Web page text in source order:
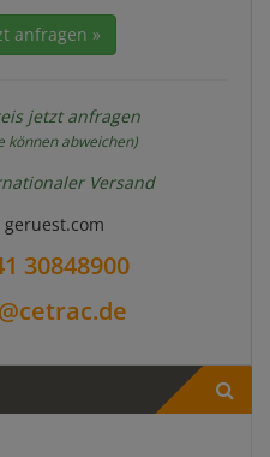
anfragen »
jetzt anfragen
können abweichen)
Versand
geruest.com
30848900